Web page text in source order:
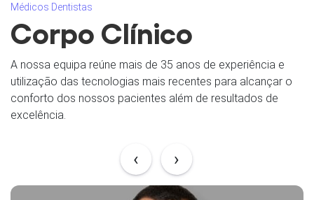
Médicos Dentistas
Corpo Clínico
A nossa equipa reúne mais de 35 anos de experiência e
utilização das tecnologias mais recentes para alcançar o
conforto dos nossos pacientes além de resultados de
excelência.
‹ ›